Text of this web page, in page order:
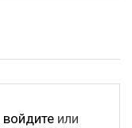
войдите или